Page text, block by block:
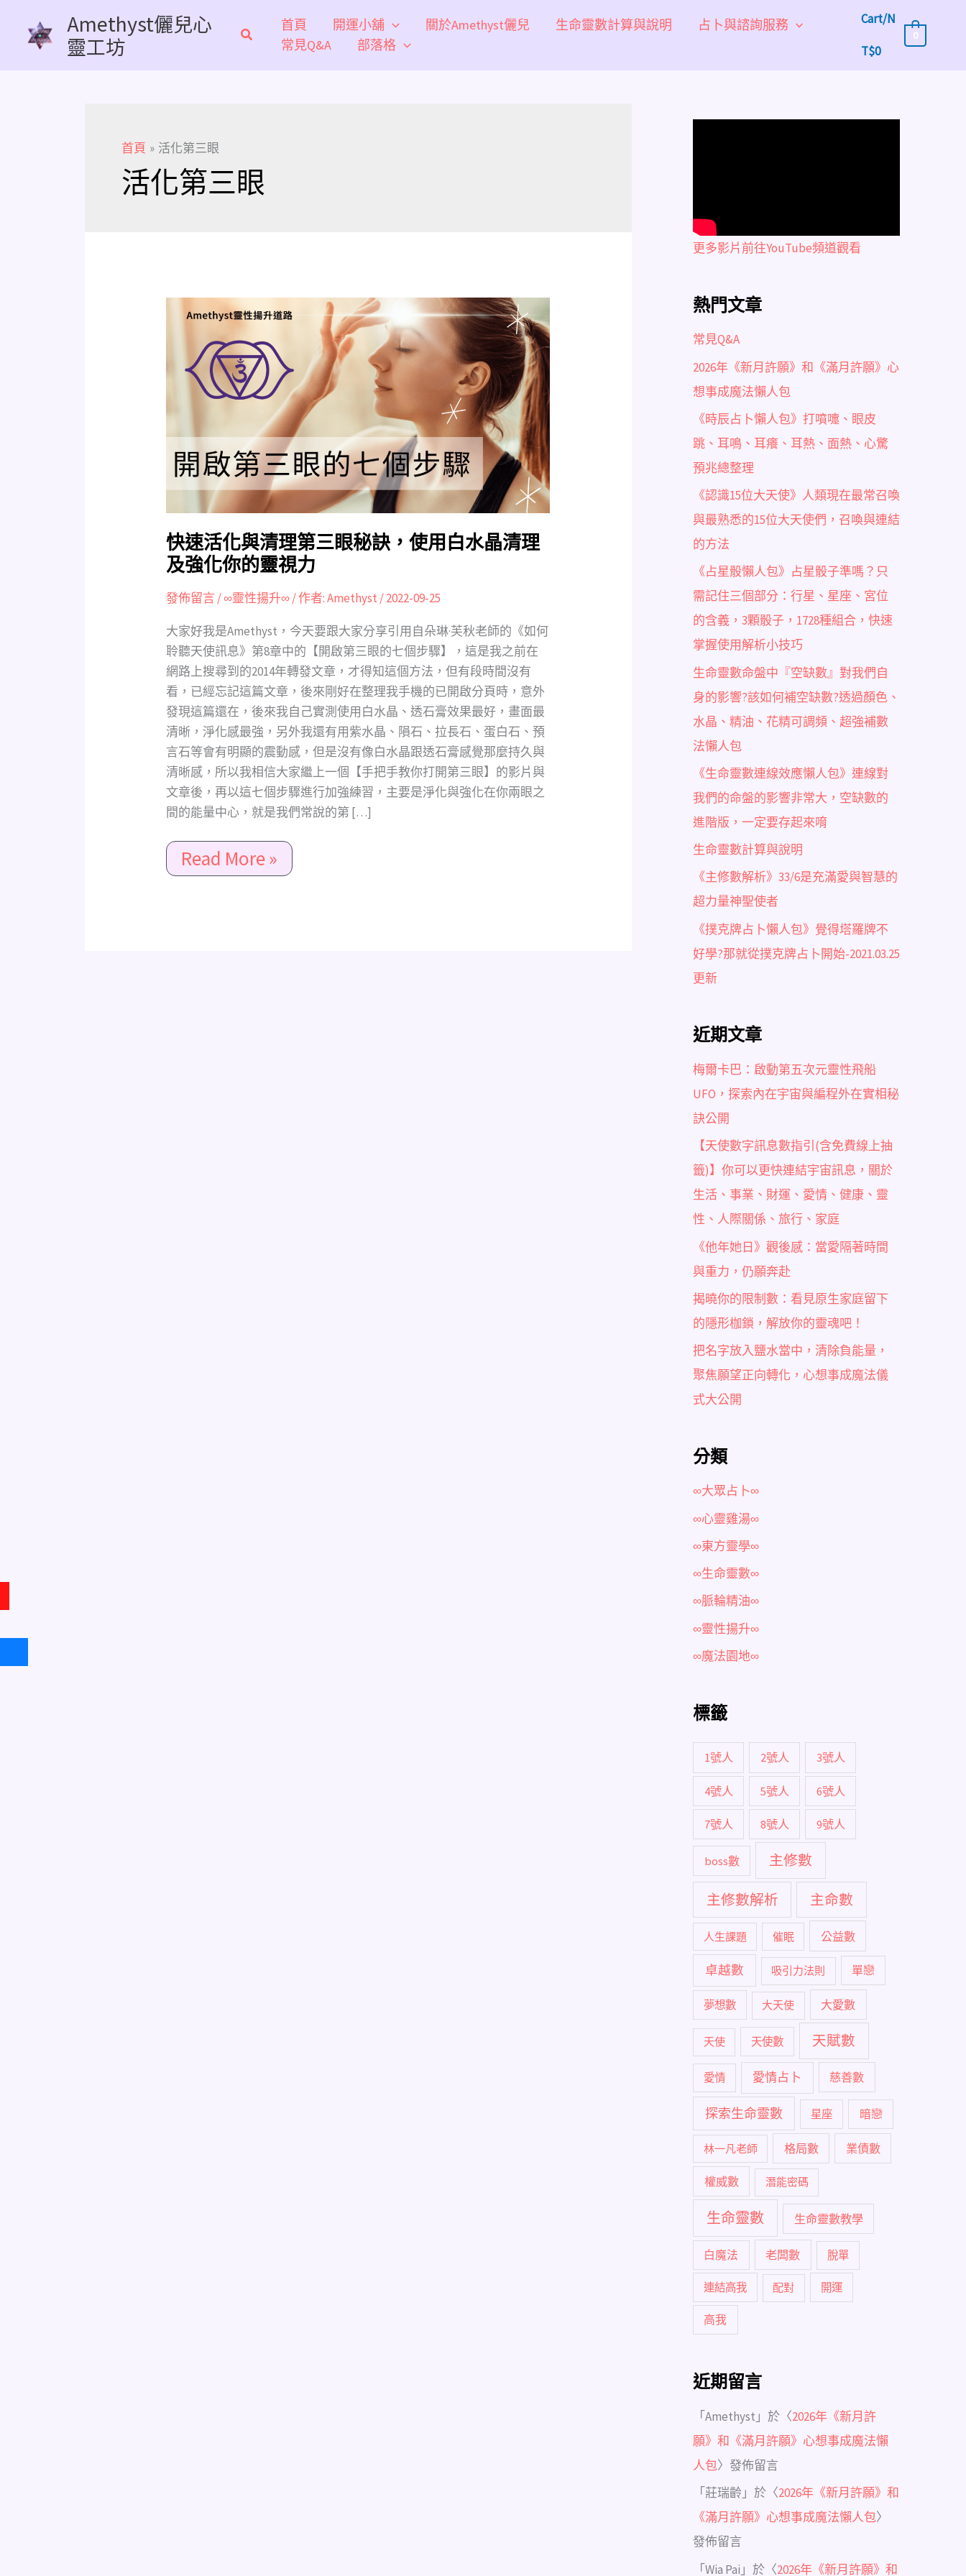
Amethyst儷兒心
靈工坊
首頁 開運小舖 關於Amethyst儷兒 生命靈數計算與說明
占卜與諮詢服務
常見Q&A
部落格
Cart/N
T$0
0
首頁 活化第三眼
活化第三眼
快速活化與清理第三眼秘訣，使用白水晶清理
及強化你的靈視力
發佈留言/∞靈性揚升∞/ 作者:Amethyst /2022-09-25
大家好我是Amethyst，今天要跟大家分享引用自朵琳·芙秋老師的《如何
聆聽天使訊息》第8章中的【開啟第三眼的七個步驟】，這是我之前在
網路上搜尋到的2014年轉發文章，才得知這個方法，但有段時間沒有
看，已經忘記這篇文章，後來剛好在整理我手機的已開啟分頁時，意外
發現這篇還在，後來我自己實測使用白水晶、透石膏效果最好，畫面最
清晰，淨化感最強，另外我還有用紫水晶、隕石、拉長石、蛋白石、預
言石等會有明顯的震動感，但是沒有像白水晶跟透石膏感覺那麼持久與
清晰感，所以我相信大家繼上一個【手把手教你打開第三眼】的影片與
文章後，再以這七個步驟進行加強練習，主要是淨化與強化在你兩眼之
間的能量中心，就是我們常說的第 […]
快
速
化
與
第
三
眼
訣，
使
用
白
水
清
理
及
強
化
你
的
靈
視
力
Read More »
更多影片前往YouTube頻道觀看
熱門文章
常見Q&A
2026年《新月許願》和《滿月許願》心
想事成魔法懶人包
《時辰占卜懶人包》打噴嚏、眼皮
跳、耳鳴、耳癢、耳熱、面熱、心驚
預兆總整理
《認識15位大天使》人類現在最常召喚
與最熟悉的15位大天使們，召喚與連結
的方法
《占星骰懶人包》占星骰子準嗎？只
需記住三個部分：行星、星座、宮位
的含義，3顆骰子，1728種組合，快速
掌握使用解析小技巧
生命靈數命盤中『空缺數』對我們自
身的影響?該如何補空缺數?透過顏色、
水晶、精油、花精可調頻、超強補數
法懶人包
《生命靈數連線效應懶人包》連線對
我們的命盤的影響非常大，空缺數的
進階版，一定要存起來唷
生命靈數計算與說明
《主修數解析》33/6是充滿愛與智慧的
超力量神聖使者
《撲克牌占卜懶人包》覺得塔羅牌不
好學?那就從撲克牌占卜開始-2021.03.25
更新
近期文章
梅爾卡巴：啟動第五次元靈性飛船
UFO，探索內在宇宙與編程外在實相秘
訣公開
【天使數字訊息數指引(含免費線上抽
籤)】你可以更快連結宇宙訊息，關於
生活、事業、財運、愛情、健康、靈
性、人際關係、旅行、家庭
《他年她日》觀後感：當愛隔著時間
與重力，仍願奔赴
揭曉你的限制數：看見原生家庭留下
的隱形枷鎖，解放你的靈魂吧！
把名字放入鹽水當中，清除負能量，
聚焦願望正向轉化，心想事成魔法儀
式大公開
分類
∞大眾占卜∞
∞心靈雞湯∞
∞東方靈學∞
∞生命靈數∞
∞脈輪精油∞
∞靈性揚升∞
∞魔法園地∞
標籤
1號人 2號人 3號人
4號人 5號人 6號人
7號人 8號人 9號人
boss數 主修數
主修數解析 主命數
人生課題 催眠 公益數
卓越數 吸引力法則 單戀
夢想數 大天使 大愛數
天使 天使數 天賦數
愛情 愛情占卜 慈善數
探索生命靈數 星座 暗戀
林一凡老師 格局數 業債數
權威數 潛能密碼
生命靈數 生命靈數教學
白魔法 老闆數 脫單
連結高我 配對 開運
高我
近期留言
「Amethyst 」於〈2026年《新月許
願》和《滿月許願》心想事成魔法懶
人包〉發佈留言
「莊瑞齡 」於〈2026年《新月許願》和
《滿月許願》心想事成魔法懶人包〉
發佈留言
「Wia Pai 」於〈2026年《新月許願》和